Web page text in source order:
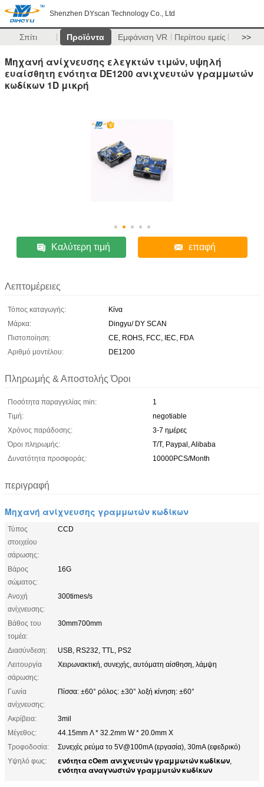
Shenzhen DYscan Technology Co., Ltd
Σπίτι Προϊόντα Εμφάνιση VR Περίπου εμείς >>
Μηχανή ανίχνευσης ελεγκτών τιμών, υψηλή
ευαίσθητη ενότητα DE1200 ανιχνευτών γραμμωτών
κωδίκων 1D μικρή
Καλύτερη τιμή επαφή
Λεπτομέρειες
Τόπος καταγωγής:
Κίνα
Μάρκα:
Dingyu/ DY SCAN
Πιστοποίηση:
CE, ROHS, FCC, IEC, FDA
Αριθμό μοντέλου:
DE1200
Πληρωμής & Αποστολής Όροι
Ποσότητα παραγγελίας min:
1
Τιμή:
negotiable
Χρόνος παράδοσης:
3-7 ημέρες
Όροι πληρωμής:
T/T, Paypal, Alibaba
Δυνατότητα προσφοράς:
10000PCS/Month
περιγραφή
Μηχανή ανίχνευσης γραμμωτών κωδίκων
Τύπος
στοιχείου
σάρωσης:
CCD
Βάρος
σώματος:
16G
Ανοχή
ανίχνευσης:
300times/s
Βάθος του
τομέα:
30mm700mm
Διασύνδεση:
USB, RS232, TTL, PS2
Λειτουργία
σάρωσης:
Χειρωνακτική, συνεχής, αυτόματη αίσθηση, λάμψη
Γωνία
ανίχνευσης:
Πίσσα: ±60° ρόλος: ±30° λοξή κίνηση: ±60°
Ακρίβεια:
3mil
Μέγεθος:
44.15mm Λ * 32.2mm W * 20.0mm Χ
Τροφοδοσία:
Συνεχές ρεύμα το 5V@100mA (εργασία), 30mA (εφεδρικό)
Υψηλό φως:
ενότητα cOem ανιχνευτών γραμμωτών κωδίκων,
ενότητα αναγνωστών γραμμωτών κωδίκων